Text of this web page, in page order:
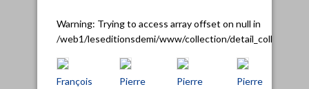
Warning: Trying to access array offset on null in
/web1/leseditionsdemi/www/collection/
François
Pierre
Pierre
Pierre